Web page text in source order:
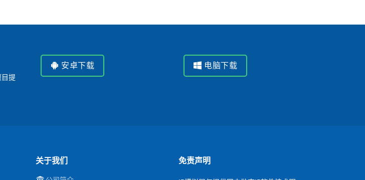
提
安卓下载 电脑下载
关于我们 免责声明